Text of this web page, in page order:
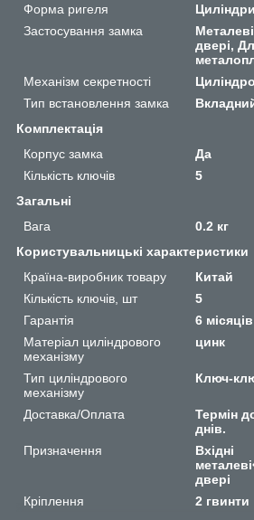
Форма ригеля
Застосування замка
двері,
Механізм секретності
Тип встановлення замка
Комплектація
Корпус замка
Да
Кількість ключів
5
Загальні
Вага
0.2 кг
Користувальницькі характеристики
Країна-виробник товару
Китай
Кількість ключів, шт
5
Гарантія
6 місяців
Матеріал циліндрового
механізму
цинк
Тип циліндрового
механізму
Ключ-
Доставка/Оплата
Термін
днів.
Призначення
Вхідні
двері
Кріплення
2 гвинти